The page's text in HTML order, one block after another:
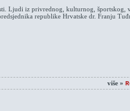
Ljudi iz privrednog, kulturnog, športskog,
republike Hrvatske dr. Franju
više »